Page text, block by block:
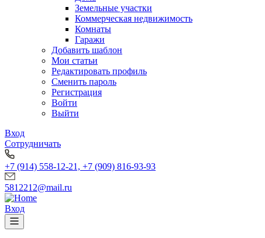
Земельные участки
Коммерческая недвижимость
Комнаты
Гаражи
Добавить шаблон
Мои статьи
Редактировать профиль
Сменить пароль
Регистрация
Войти
Выйти
Вход
Сотрудничать
+7 (914) 558-12-21, +7 (909) 816-93-93
5812212@mail.ru
Вход